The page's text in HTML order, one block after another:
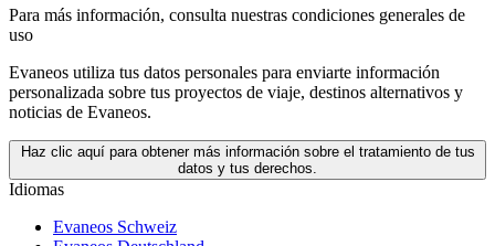
Para más información, consulta nuestras condiciones generales de
uso
Evaneos utiliza tus datos personales para enviarte información
personalizada sobre tus proyectos de viaje, destinos alternativos y
noticias de Evaneos.
Haz clic aquí para obtener más información sobre el tratamiento de tus
datos y tus derechos.
Idiomas
Evaneos Schweiz